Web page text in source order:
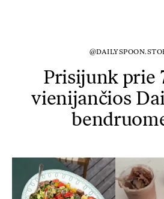
Prisijunk prie
vienijančios